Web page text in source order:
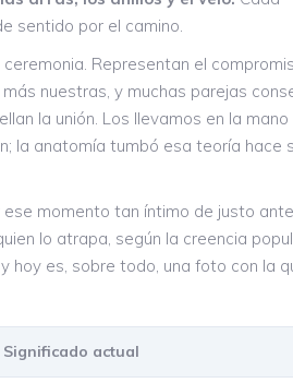
sentido por el camino.
Representan el
nuestras, y muchas parejas
la unión. Los llevamos en la mano
la anatomía tumbó esa teoría hace
momento tan íntimo de justo
lo atrapa, según la creencia
hoy es, sobre todo, una foto con la
Significado actual